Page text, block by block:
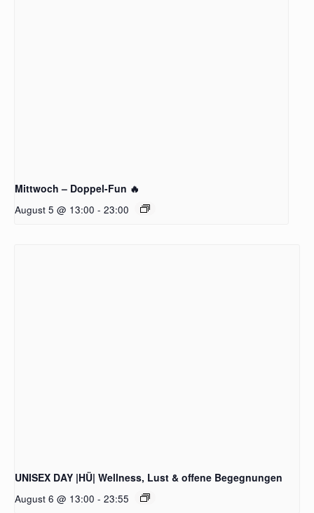
Mittwoch – Doppel-Fun 🔥
August 5 @ 13:00 - 23:00
UNISEX DAY |HÜ| Wellness, Lust & offene Begegnungen
August 6 @ 13:00 - 23:55